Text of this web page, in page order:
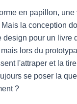
en papillon,
la conception
pour un livre
lors du
l'attraper et la
se poser la
?